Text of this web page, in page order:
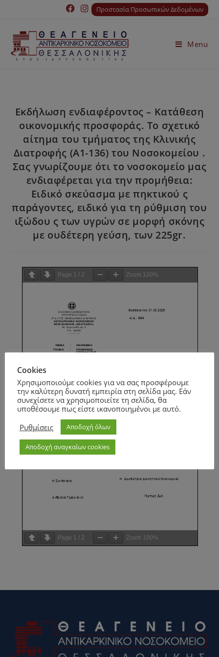
Προστασία Προσωπικών Δεδομένων
Menu
Εκδήλωση ενδιαφέροντος – Κατάθεση
οικονομικής προσφοράς. Το σχετικό
αίτημα του τμήματος της Κλινικής
Διατροφής (Α1-136) του Νοσοκομείου .
Σας γνωρίζουμε ότι το νοσοκομείο μας
ενδιαφέρεται για την προμήθεια:
Ειδικό σκεύασμα με πηκτικού ς
παράγοντες, ειδικό για τη ρύθμιση του
ιξώδου ς των υγρών σε μορφή σκόνης
με ουδέτερη γεύση, των 225gr.
Page 1 / 2 Zoom 100%
Page 1 / 2 Zoom 100%
Cookies
Χρησιμοποιούμε cookies για να σας προσφέρουμε
την καλύτερη δυνατή εμπειρία στη σελίδα μας. Εάν
συνεχίσετε να χρησιμοποιείτε τη σελίδα, θα
υποθέσουμε πως είστε ικανοποιημένοι με αυτό.
Ρυθμίσεις
Αποδοχή όλων
Αποδοχή αναγκαίων cookies